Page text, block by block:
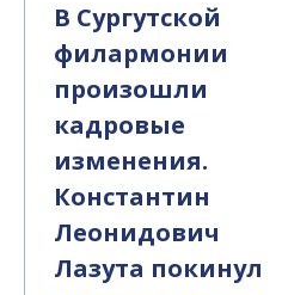
В Сургутской
филармонии
произошли
кадровые
изменения.
Константин
Леонидович
Лазута покинул